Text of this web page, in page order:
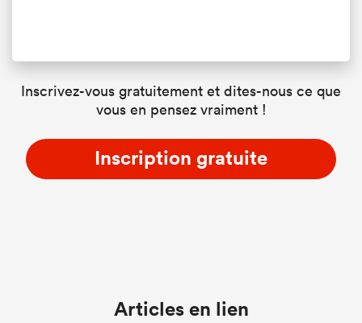
Inscrivez-vous gratuitement et dites-nous ce que
vous en pensez vraiment !
Inscription gratuite
Articles en lien